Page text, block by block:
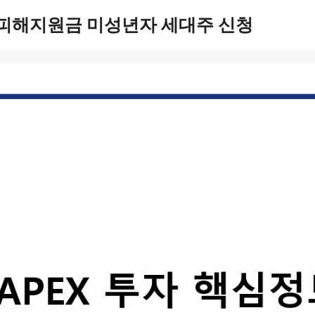
해지원금 미성년자 세대주 신청